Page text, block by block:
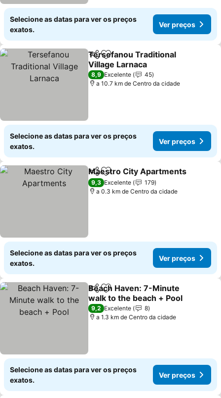
Selecione as datas para ver os preços
exatos.
Ver preços
PartilharAdicionar aos favoritos
Tersefanou Traditional
Village Larnaca
Ver preços
8,9 Excelente
45
a 10.7 km de Centro da cidade
Selecione as datas para ver os preços
exatos.
Ver preços
PartilharAdicionar aos favoritos
Maestro City Apartments
9,3 Excelente
179
a 0.3 km de Centro da cidade
Selecione as datas para ver os preços
exatos.
Ver preços
PartilharAdicionar aos favoritos
Beach Haven: 7-Minute
walk to the beach + Pool
Ver preços
9,2 Excelente
8
a 1.3 km de Centro da cidade
Selecione as datas para ver os preços
exatos.
Ver preços